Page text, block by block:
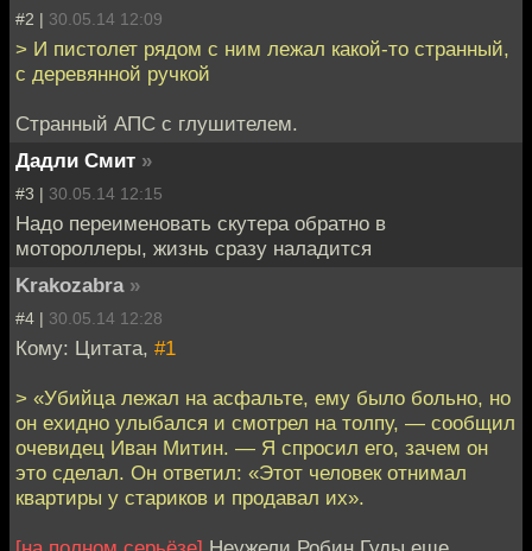
#2 | 30.05.14 12:09
> И пистолет рядом с ним лежал какой-то странный,
с деревянной ручкой
Странный АПС с глушителем.
Дадли Смит »
#3 | 30.05.14 12:15
Надо переименовать скутера обратно в
мотороллеры, жизнь сразу наладится
Krakozabra »
#4 | 30.05.14 12:28
Кому: Цитата, #1
> «Убийца лежал на асфальте, ему было больно, но
он ехидно улыбался и смотрел на толпу, — сообщил
очевидец Иван Митин. — Я спросил его, зачем он
это сделал. Он ответил: «Этот человек отнимал
квартиры у стариков и продавал их».